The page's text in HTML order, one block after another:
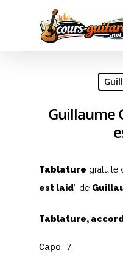
Hit enter to search
Guillaume
Tablature gratuite
est laid” de
Tablature,
Capo 7